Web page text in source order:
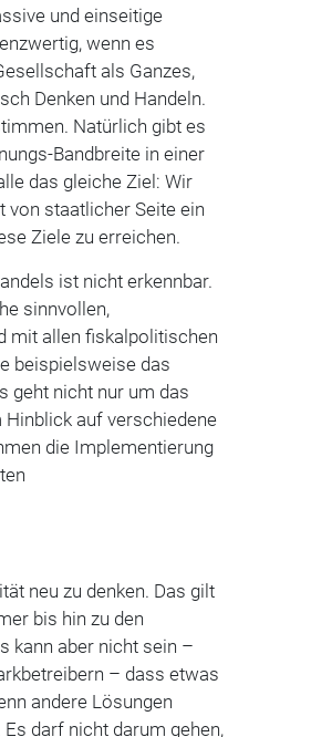
und einseitige
wenn es
als Ganzes,
Denken und Handeln.
Natürlich gibt es
Bandbreite in einer
das gleiche Ziel: Wir
von staatlicher Seite ein
Ziele zu erreichen.
ist nicht erkennbar.
sinnvollen,
mit allen fiskalpolitischen
beispielsweise das
geht nicht nur um das
Hinblick auf verschiedene
die Implementierung
neu zu denken. Das gilt
bis hin zu den
kann aber nicht sein –
– dass etwas
andere Lösungen
darf nicht darum gehen,